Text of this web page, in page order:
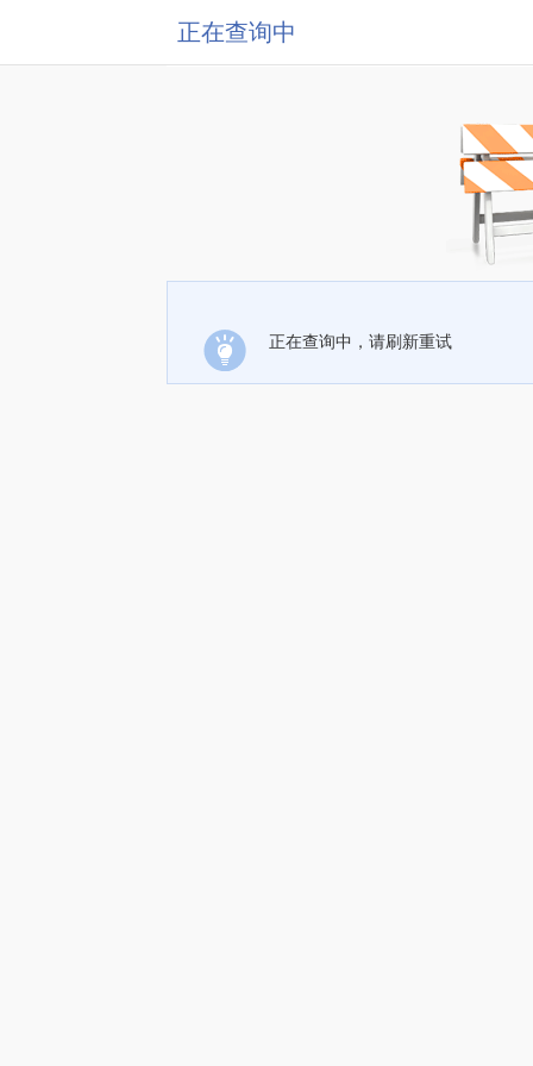
正在查询中
正在查询中，请刷新重试